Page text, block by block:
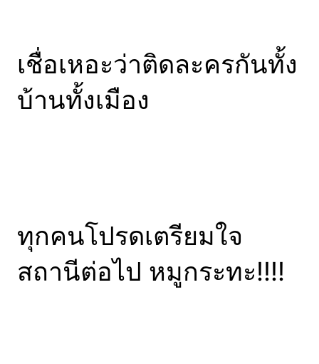
เชื่อเหอะว่าติดละครกันทั้ง
บ้านทั้งเมือง
ทุกคนโปรดเตรียมใจ
สถานีต่อไป หมูกระทะ!!!!